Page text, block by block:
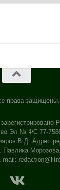
права защищены.
Эл № ФС 77-
В.Д. Адрес
Павлика
mail: